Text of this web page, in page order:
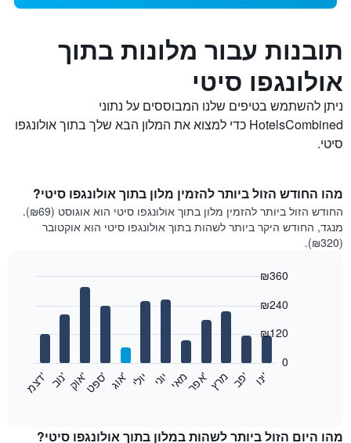
תובנות עבור מלונות בתוך
אולונגפו סיטי
ניתן להשתמש בטיפים שלנו המבוססים על נתוני
HotelsCombined כדי למצוא את המלון הבא שלך בתוך אולונגפו
סיטי.
מהו החודש הזול ביותר להזמין מלון בתוך אולונגפו סיטי?
החודש הזול ביותר להזמין מלון בתוך אולונגפו סיטי הוא אוגוסט (₪69).
מנגד, החודש היקר ביותר לשהות בתוך אולונגפו סיטי הוא אוקטובר
(₪320).
מחיר
י
נ
ו
' פ
ב​​​​​​​
' מרץא
פ
ר
' מאי יוני יולי א
ו
ג
' ס
פ
ט
' א
ו
ק
' נ
ו
ב
' ד
צ
מ
'
0
₪120
₪240
₪360
מהו היום הזול ביותר לשהות במלון בתוך אולונגפו סיטי?